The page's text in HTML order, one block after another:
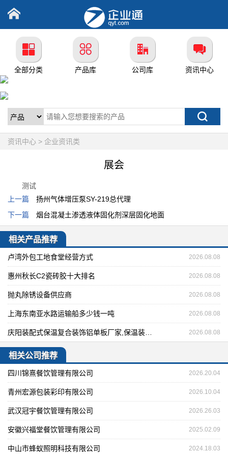
全部分类 产品库 公司库 资讯中心
资讯中心 > 企业资讯类
展会
测试
上一篇 扬州气体增压泵SY-219总代理
下一篇 烟台混凝土渗透液体固化剂深层固化地面
相关产品推荐
卢湾外包工地食堂经营方式 2026.08.08
惠州秋长C2瓷砖胶十大排名 2026.08.08
抛丸除锈设备供应商 2026.08.08
上海东南亚水路运输船多少钱一吨 2026.08.08
2026.08.08
相关公司推荐
四川锦熹餐饮管理有限公司 2026.20.04
青州宏源包装彩印有限公司 2026.10.04
武汉冠宇餐饮管理有限公司 2026.26.03
安徽兴福堂餐饮管理有限公司 2025.02.09
中山市蜂蚁照明科技有限公司 2024.18.03